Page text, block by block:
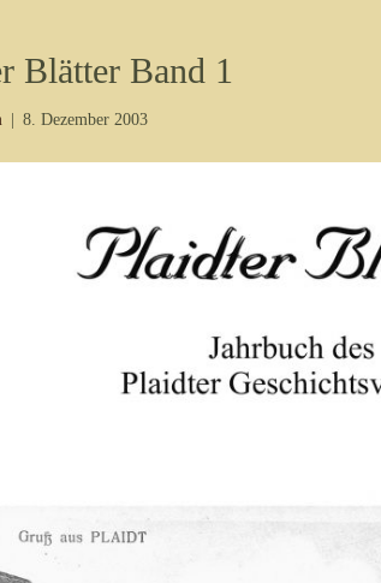
Blätter Band 1
8. Dezember 2003